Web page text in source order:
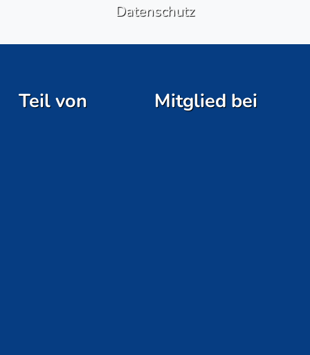
Datenschutz
Teil von Mitglied bei